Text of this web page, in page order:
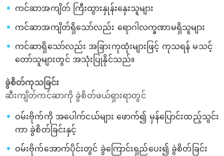
ကင်ဆာအကျိတ် ကြီးထွားနှုန်းနှေးသူများ
ကင်ဆာအကျိတ်ရှိသော်လည်း ရောဂါလက္ခဏာမရှိသူများ
ကင်ဆာရှိသော်လည်း အခြားကုထုံးများဖြင့် ကုသရန် မသင့်
တော်သူများတွင် အသုံးပြုနိုင်သည်။
ခွဲစိတ်ကုသခြင်း
ဆီးကျိတ်ကင်ဆာကို ခွဲစိတ်ဖယ်ရှားရာတွင်
ဝမ်းဗိုက်ကို အပေါက်ငယ်များ ဖောက်၍ မှန်ပြောင်းထည့်သွင်း
ကာ ခွဲစိတ်ခြင်းနှင့်
ဝမ်းဗိုက်အောက်ပိုင်းတွင် ခွဲကြောင်းရှည်ပေး၍ ခွဲစိတ်ခြင်း